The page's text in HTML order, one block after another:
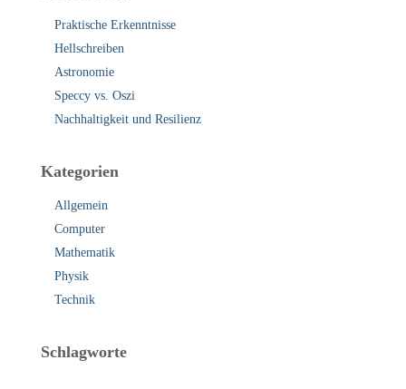
Praktische Erkenntnisse
Hellschreiben
Astronomie
Speccy vs. Oszi
Nachhaltigkeit und Resilienz
Kategorien
Allgemein
Computer
Mathematik
Physik
Technik
Schlagworte